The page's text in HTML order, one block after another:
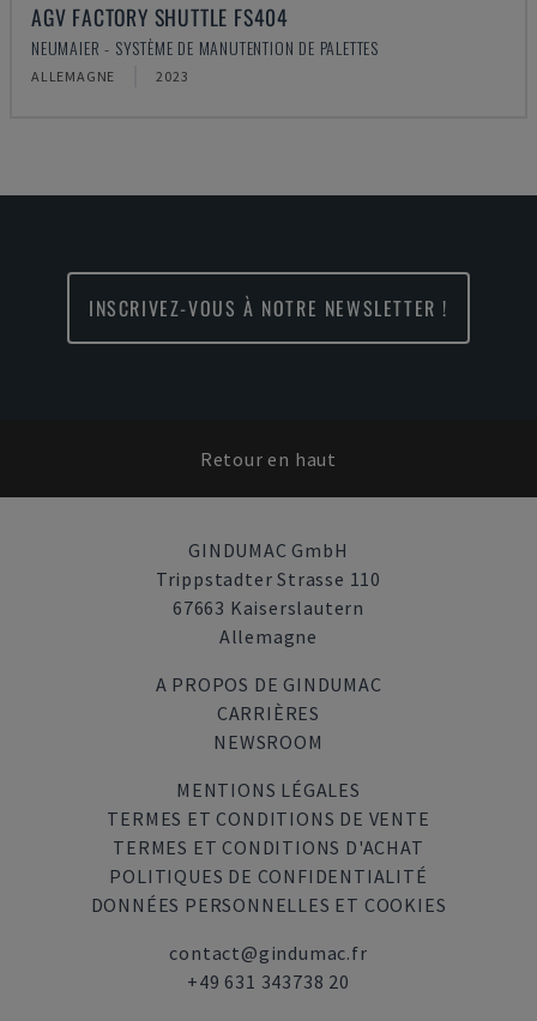
AGV FACTORY SHUTTLE FS404
NEUMAIER - SYSTÈME DE MANUTENTION DE PALETTES
ALLEMAGNE 2023
INSCRIVEZ-VOUS À NOTRE NEWSLETTER !
Retour en haut
GINDUMAC GmbH
Trippstadter Strasse 110
67663 Kaiserslautern
Allemagne
A PROPOS DE GINDUMAC
CARRIÈRES
NEWSROOM
MENTIONS LÉGALES
TERMES ET CONDITIONS DE VENTE
TERMES ET CONDITIONS D'ACHAT
POLITIQUES DE CONFIDENTIALITÉ
DONNÉES PERSONNELLES ET COOKIES
contact@gindumac.fr
+49 631 343738 20